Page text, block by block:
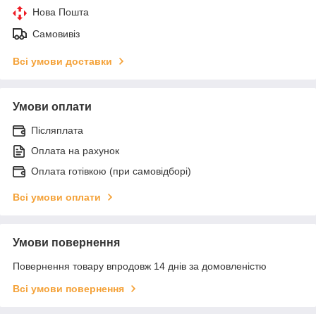
Нова Пошта
Самовивіз
Всі умови доставки
Умови оплати
Післяплата
Оплата на рахунок
Оплата готівкою (при самовідборі)
Всі умови оплати
Умови повернення
Повернення товару впродовж 14 днів за домовленістю
Всі умови повернення